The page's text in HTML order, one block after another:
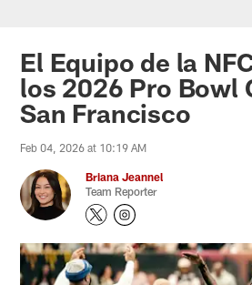
El Equipo de la
los 2026 Pro Bowl
San Francisco
Feb 04, 2026 at 10:19 AM
Briana Jeannel
Team Reporter